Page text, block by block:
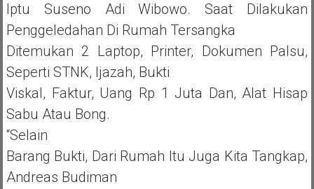
Iptu Suseno Adi Wibowo. Saat Dilakukan
Penggeledahan Di Rumah Tersangka
Ditemukan 2 Laptop, Printer, Dokumen Palsu,
Seperti STNK, Ijazah, Bukti
Viskal, Faktur, Uang Rp 1 Juta Dan, Alat Hisap
Sabu Atau Bong.
“Selain
Barang Bukti, Dari Rumah Itu Juga Kita Tangkap,
Andreas Budiman